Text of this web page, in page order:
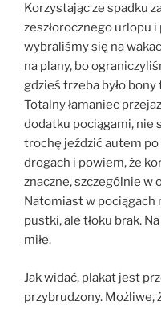
Korzystając ze spadku
zeszłorocznego urlopu
wybraliśmy się na
na plany, bo
gdzieś trzeba było
Totalny łamaniec
dodatku pociągami, nie
trochę jeździć autem
drogach i powiem, że
znaczne, szczególnie w
Natomiast w pociągach
pustki, ale tłoku brak.
miłe.
Jak widać, plakat jest
przybrudzony. Możliwe,